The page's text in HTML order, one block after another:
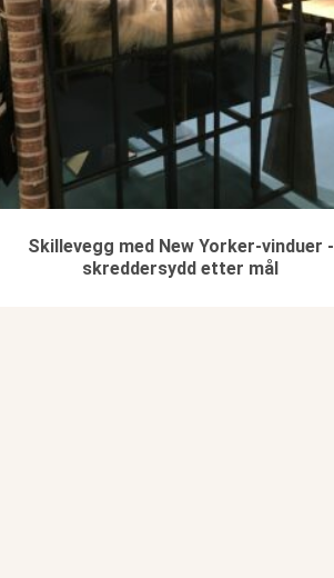
Skillevegg med New Yorker-vinduer -
skreddersydd etter mål